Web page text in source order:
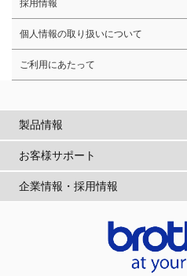
採用情報
個人情報の取り扱いについて
ご利用にあたって
製品情報
お客様サポート
企業情報・採用情報